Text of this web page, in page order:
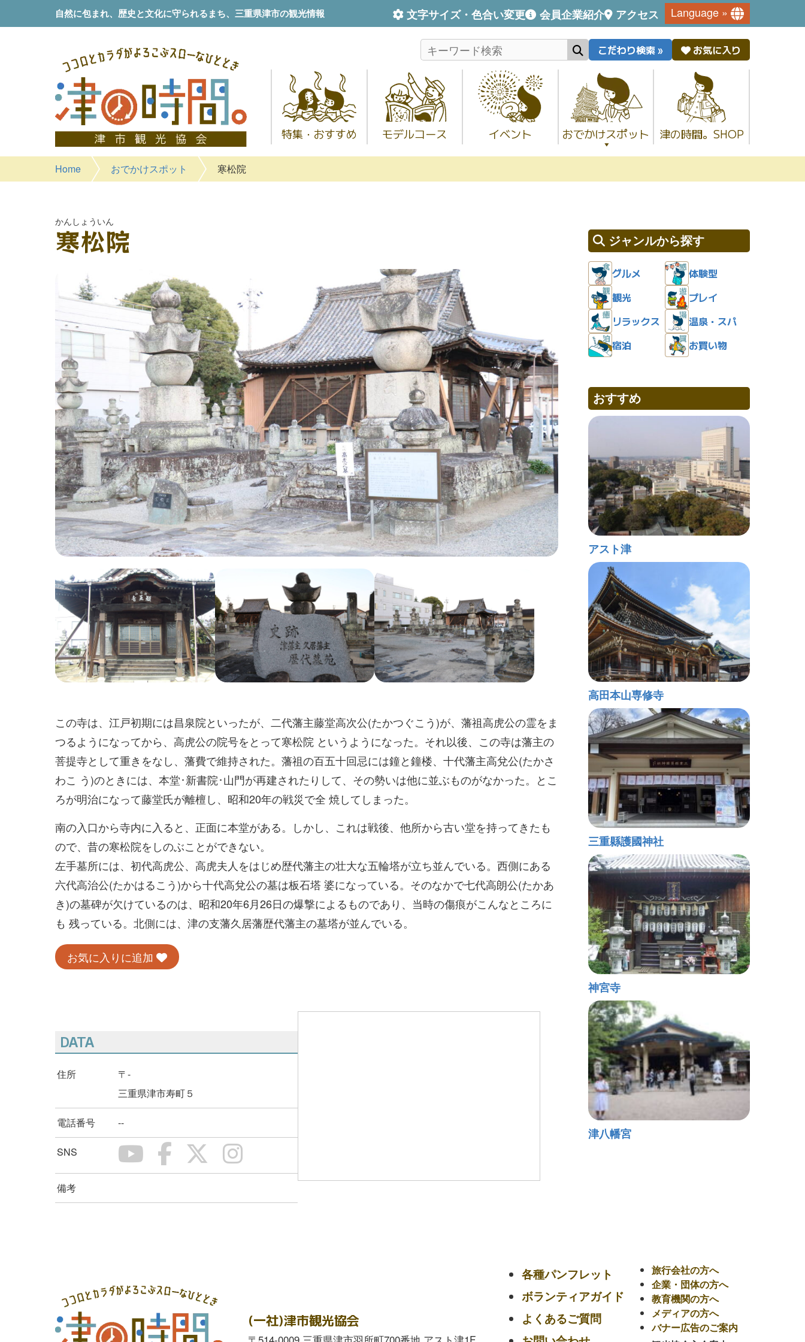
自然に包まれ、歴史と文化に守られるまち、 三重県津市の観光情報 文字サイズ・色合い変更 会員企業紹介 アクセス Language »
こだわり検索 » お気に入り
特集・おすすめ モデルコース イベント おでかけスポット 津の時間。SHOP
Home おでかけスポット 寒松院
かんしょういん
寒松院
この寺は、江戸初期には昌泉院といったが、二代藩主藤堂高次公(たかつぐこう)が、藩祖高虎公の霊をま
つるようになってから、高虎公の院号をとって寒松院 というようになった。それ以後、この寺は藩主の
菩提寺として重きをなし、藩費で維持された。藩祖の百五十回忌には鐘と鐘楼、十代藩主高兌公(たかさ
わこ う)のときには、本堂･新書院･山門が再建されたりして、その勢いは他に並ぶものがなかった。とこ
ろが明治になって藤堂氏が離檀し、昭和20年の戦災で全 焼してしまった。
南の入口から寺内に入ると、正面に本堂がある。しかし、これは戦後、他所から古い堂を持ってきたも
ので、昔の寒松院をしのぶことができない。
左手墓所には、初代高虎公、高虎夫人をはじめ歴代藩主の壮大な五輪塔が立ち並んでいる。西側にある
六代高治公(たかはるこう)から十代高兌公の墓は板石塔 婆になっている。そのなかで七代高朗公(たかあ
き)の墓碑が欠けているのは、昭和20年6月26日の爆撃によるものであり、当時の傷痕がこんなところに
も 残っている。北側には、津の支藩久居藩歴代藩主の墓塔が並んでいる。
お気に入りに追加
DATA
住所
〒-
三重県津市寿町５
電話番号 --
SNS
備考
ジャンルから探す
グルメ
体験型
観光
プレイ
リラックス
温泉・スパ
宿泊
お買い物
おすすめ
アスト津
高田本山専修寺
三重縣護國神社
神宮寺
津八幡宮
(一社)津市観光協会
各種パンフレット
ボランティアガイド
よくあるご質問
旅行会社の方へ
企業・団体の方へ
教育機関の方へ
メディアの方へ
バナー広告のご案内